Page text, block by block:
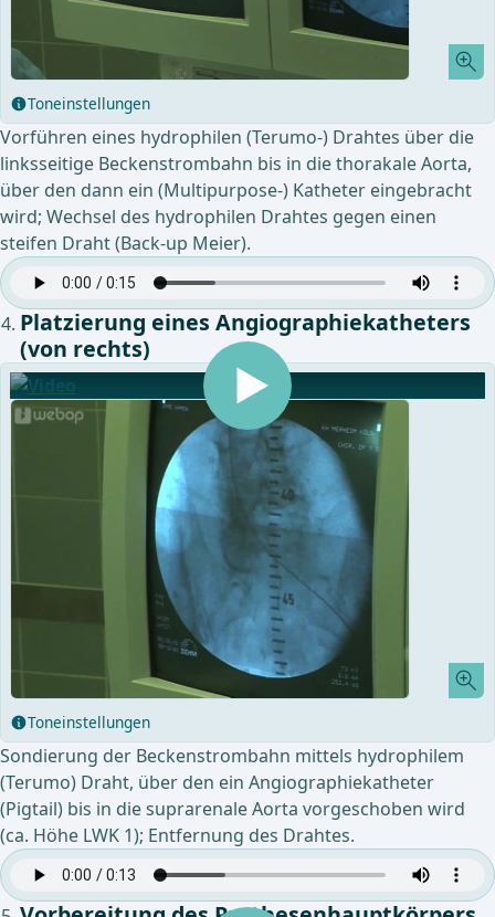
Toneinstellungen
Vorführen eines hydrophilen (Terumo-) Drahtes über die
linksseitige Beckenstrombahn bis in die thorakale Aorta,
über den dann ein (Multipurpose-) Katheter eingebracht
wird; Wechsel des hydrophilen Drahtes gegen einen
steifen Draht (Back-up Meier).
Platzierung eines Angiographiekatheters
(von rechts)
Toneinstellungen
Sondierung der Beckenstrombahn mittels hydrophilem
(Terumo) Draht, über den ein Angiographiekatheter
(Pigtail) bis in die suprarenale Aorta vorgeschoben wird
(ca. Höhe LWK 1); Entfernung des Drahtes.